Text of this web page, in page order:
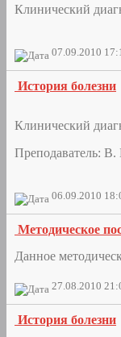
Клинический
07.09.2010
История болезни
Клинический
Преподаватель: В.
06.09.2010
Методическое
Данное
27.08.2010
История болезни